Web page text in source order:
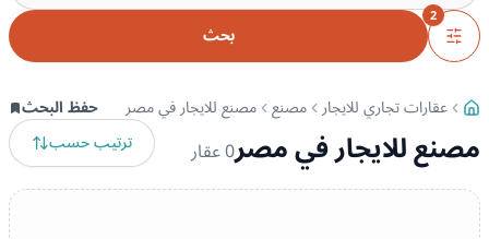
2
بحث
عقارات تجاري للايجار مصنع مصنع للايجار في مصر حفظ البحث
مصنع للايجار في مصر0عقار ترتيب حسب